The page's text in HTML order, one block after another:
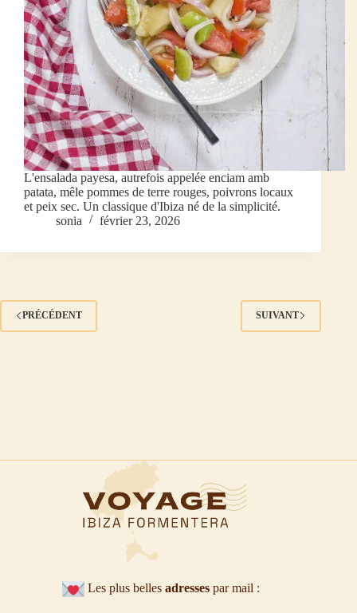
L'ensalada payesa, autrefois appelée enciam amb
patata, mêle pommes de terre rouges, poivrons locaux
et peix sec. Un classique d'Ibiza né de la simplicité.
sonia
février 23, 2026
PRÉCÉDENT SUIVANT
Les plus belles adresses par mail :